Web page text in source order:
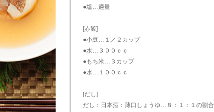
●塩…適量
[赤飯]
●小豆…１／２カップ
●水…３００ｃｃ
●もち米…３カップ
●水…１００ｃｃ
[だし]
だし：日本酒：薄口しょうゆ…８：１：１の割合